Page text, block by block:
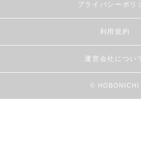
プライバシーポリ
利用規約
運営会社につい
© HOBONICHI